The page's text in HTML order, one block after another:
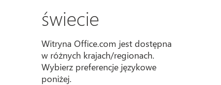
świecie
Witryna Office.com jest dostępna
w różnych krajach/regionach.
Wybierz preferencje językowe
poniżej.